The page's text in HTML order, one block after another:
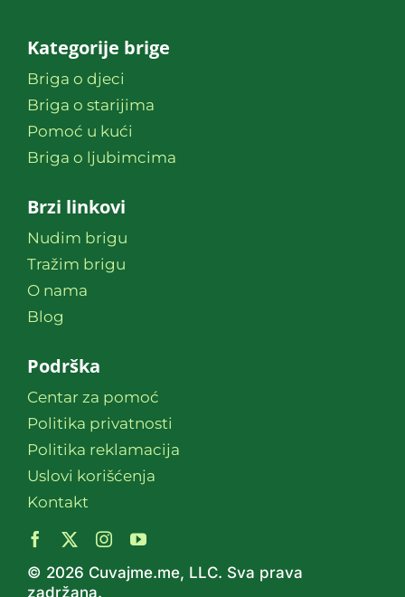
Kategorije brige
Briga o djeci
Briga o starijima
Pomoć u kući
Briga o ljubimcima
Brzi linkovi
Nudim brigu
Tražim brigu
O nama
Blog
Podrška
Centar za pomoć
Politika privatnosti
Politika reklamacija
Uslovi korišćenja
Kontakt
© 2026 Cuvajme.me, LLC. Sva prava
zadržana.